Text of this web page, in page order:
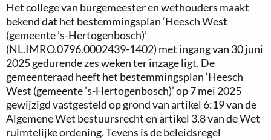
Het college van burgemeester en wethouders maakt
bekend dat het bestemmingsplan ‘Heesch West
(gemeente ’s-Hertogenbosch)’
(NL.IMRO.0796.0002439-1402) met ingang van 30 juni
2025 gedurende zes weken ter inzage ligt. De
gemeenteraad heeft het bestemmingsplan ‘Heesch
West (gemeente ’s-Hertogenbosch)’ op 7 mei 2025
gewijzigd vastgesteld op grond van artikel 6:19 van de
Algemene Wet bestuursrecht en artikel 3.8 van de Wet
ruimtelijke ordening. Tevens is de beleidsregel